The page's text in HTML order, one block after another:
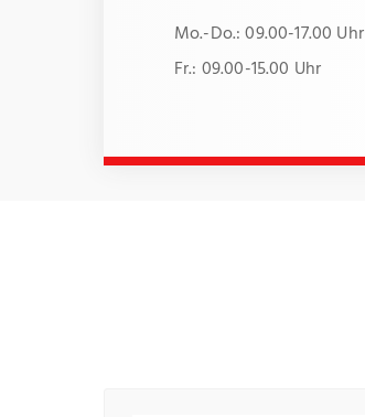
Mo.-Do.: 09.00-17.00 Uhr
Fr.: 09.00-15.00 Uhr